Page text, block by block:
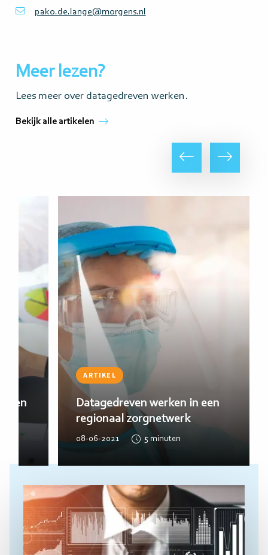
pako.de.lange@morgens.nl
Meer lezen?
Lees meer over datagedreven werken.
Bekijk alle artikelen
Volgende
ARTIKEL
5 Succesfactoren voor datagedreven
werken binnen de gemeente
26-11-2020 4 minuten
Vorige
Lees